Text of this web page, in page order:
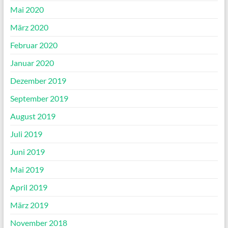
Mai 2020
März 2020
Februar 2020
Januar 2020
Dezember 2019
September 2019
August 2019
Juli 2019
Juni 2019
Mai 2019
April 2019
März 2019
November 2018